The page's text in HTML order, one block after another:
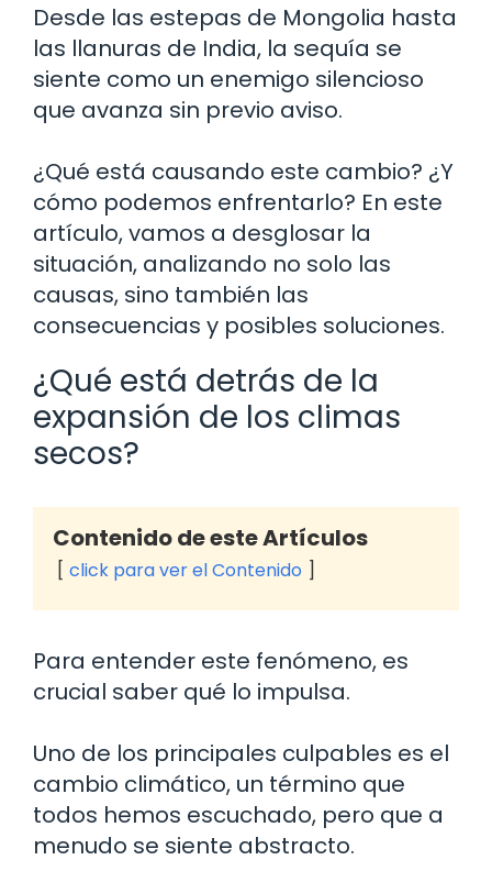
Desde las estepas de Mongolia hasta
las llanuras de India, la sequía se
siente como un enemigo silencioso
que avanza sin previo aviso.
¿Qué está causando este cambio? ¿Y
cómo podemos enfrentarlo? En este
artículo, vamos a desglosar la
situación, analizando no solo las
causas, sino también las
consecuencias y posibles soluciones.
¿Qué está detrás de la
expansión de los climas
secos?
Contenido de este Artículos
click para ver el Contenido
Para entender este fenómeno, es
crucial saber qué lo impulsa.
Uno de los principales culpables es el
cambio climático, un término que
todos hemos escuchado, pero que a
menudo se siente abstracto.